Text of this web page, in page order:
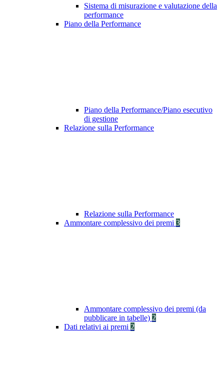
Sistema di misurazione e valutazione della
performance
Piano della Performance
Piano della Performance/Piano esecutivo
di gestione
Relazione sulla Performance
Relazione sulla Performance
Ammontare complessivo dei premi 3
Ammontare complessivo dei premi (da
pubblicare in tabelle) 2
Dati relativi ai premi 2